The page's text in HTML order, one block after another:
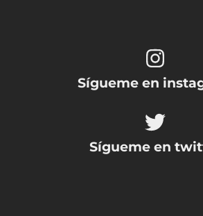
Sígueme en
Sígueme en